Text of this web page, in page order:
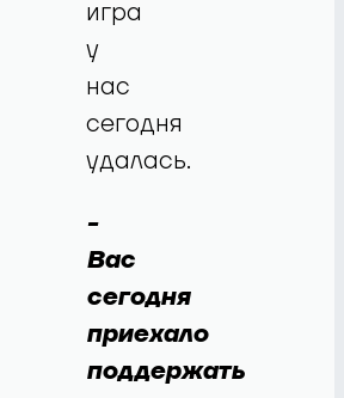
игра
у
нас
сегодня
удалась.
-
Вас
сегодня
приехало
поддержать